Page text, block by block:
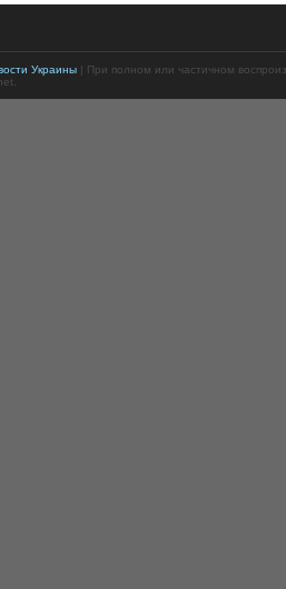
Украины| При полном или частичном